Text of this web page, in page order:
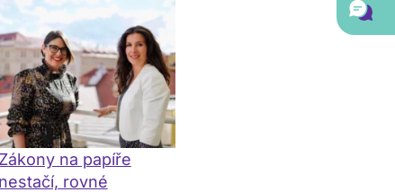
Zákony na papíře
nestačí, rovné